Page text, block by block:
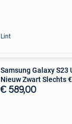
Lint
Samsung Galaxy S23
Nieuw Zwart Slechts
€ 589,00